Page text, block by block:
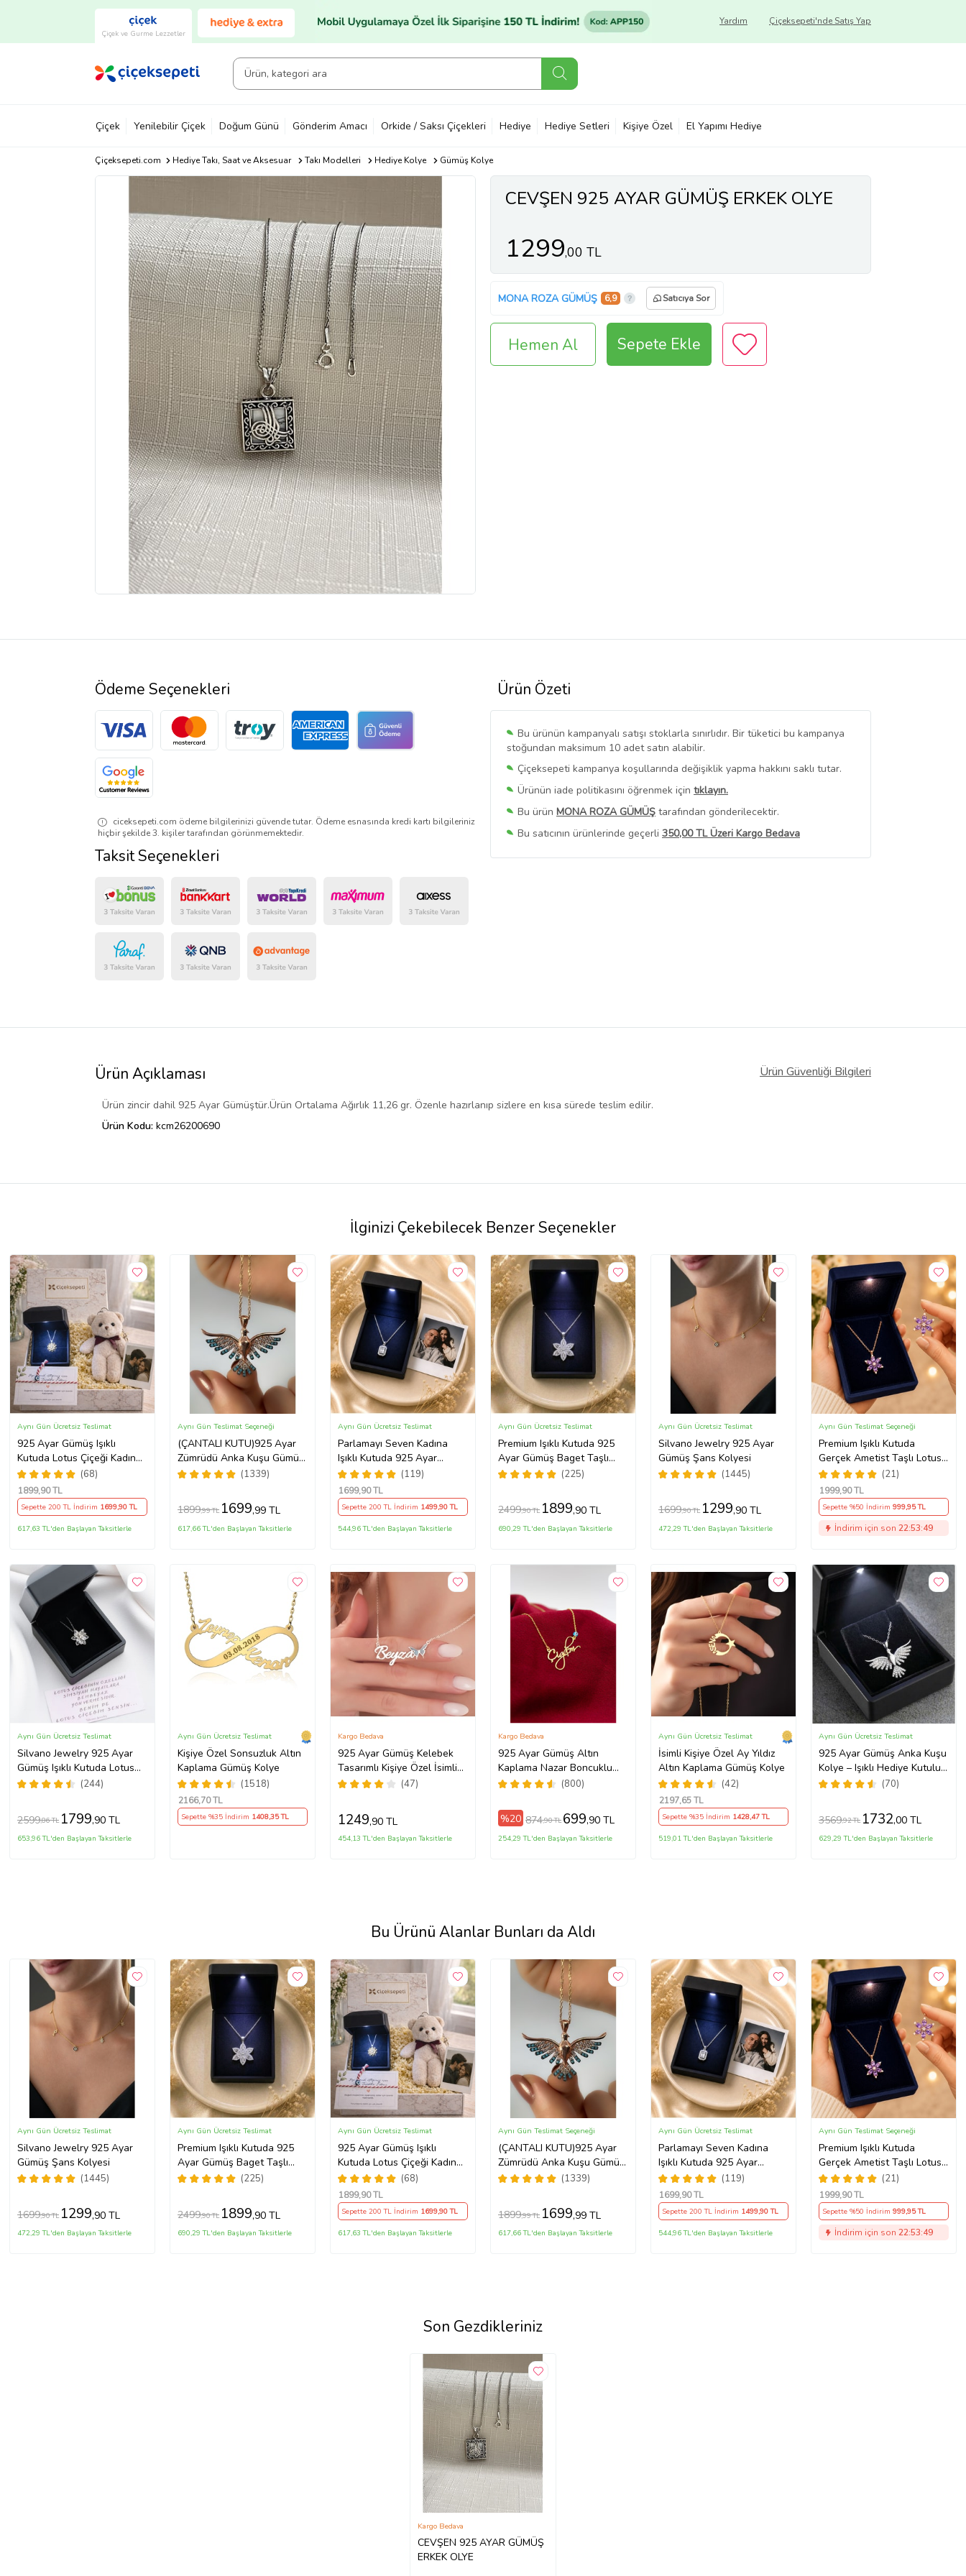
Çiçek ve Gurme Lezzetler
Çiçeksepeti'nde Satış Yap
Yardım
Çiçek Yenilebilir Çiçek Doğum Günü Gönderim Amacı Orkide / Saksı Çiçekleri Hediye Hediye Setleri Kişiye Özel El Yapımı Hediye
Çiçeksepeti.com Hediye Takı, Saat ve Aksesuar Takı Modelleri Hediye Kolye Gümüş Kolye
CEVŞEN 925 AYAR GÜMÜŞ ERKEK OLYE
1299,00 TL
MONA ROZA GÜMÜŞ 6,9 Satıcıya Sor
Hemen Al Sepete Ekle
Ürün Özeti
Bu ürünün kampanyalı satışı stoklarla sınırlıdır. Bir tüketici bu kampanya
stoğundan maksimum 10 adet satın alabilir.
Çiçeksepeti kampanya koşullarında değişiklik yapma hakkını saklı tutar.
Ürünün iade politikasını öğrenmek için tıklayın.
Bu ürün MONA ROZA GÜMÜŞ tarafından gönderilecektir.
Bu satıcının ürünlerinde geçerli 350,00 TL Üzeri Kargo Bedava
Bu SatıcınınTüm Ürünlerini Görüntüle
Ödeme Seçenekleri
ciceksepeti.com ödeme bilgilerinizi güvende tutar. Ödeme esnasında kredi kartı bilgileriniz
hiçbir şekilde 3. kişiler tarafından görünmemektedir.
Taksit Seçenekleri
Ürün Açıklaması Ürün Güvenliği Bilgileri
Ürün zincir dahil 925 Ayar Gümüştür.Ürün Ortalama Ağırlık 11,26 gr. Özenle hazırlanıp sizlere en kısa sürede teslim edilir.
Ürün Kodu: kcm26200690
İlginizi Çekebilecek Benzer Seçenekler
925 Ayar Gümüş Işıklı
Kutuda Lotus Çiçeği Kadın
Kolye , Peluş Ayıcık
Anahtarlık Marteniçka
Bileklik, Polaroid Fotoğraf
Hediye
(68)
Aynı Gün Ücretsiz Teslimat
1899,90 TL
Sepette 200 TL İndirim 1699,90 TL
617,63 TL'den Başlayan Taksitlerle
(ÇANTALI KUTU)925 Ayar
Zümrüdü Anka Kuşu Gümüş
Kadın Kolye - MAVİ
(1339)
Aynı Gün Teslimat Seçeneği
1899,99 TL 1699,99 TL
617,66 TL'den Başlayan Taksitlerle
Parlamayı Seven Kadına
Işıklı Kutuda 925 Ayar
Gümüş Baget Kolye - Kişiye
Özel Fotoğraf Hediye
(119)
Aynı Gün Ücretsiz Teslimat
1699,90 TL
Sepette 200 TL İndirim 1499,90 TL
544,96 TL'den Başlayan Taksitlerle
Premium Işıklı Kutuda 925
Ayar Gümüş Baget Taşlı
Lotus Çiçeği Kolye
(225)
Aynı Gün Ücretsiz Teslimat
2499,90 TL 1899,90 TL
690,29 TL'den Başlayan Taksitlerle
Silvano Jewelry 925 Ayar
Gümüş Şans Kolyesi
(1445)
Aynı Gün Ücretsiz Teslimat
1699,90 TL 1299,90 TL
472,29 TL'den Başlayan Taksitlerle
Premium Işıklı Kutuda
Gerçek Ametist Taşlı Lotus
Kolye – 925 Ayar Gümüş
Kadın Kolye
(21)
Aynı Gün Teslimat Seçeneği
1999,90 TL
Sepette %50 İndirim999,95 TL
İndirim için son22:53:48
Silvano Jewelry 925 Ayar
Gümüş Işıklı Kutuda Lotus
Kolye
(244)
Aynı Gün Ücretsiz Teslimat
2599,86 TL 1799,90 TL
653,96 TL'den Başlayan Taksitlerle
Kişiye Özel Sonsuzluk Altın
Kaplama Gümüş Kolye
(1518)
Aynı Gün Ücretsiz Teslimat
2166,70 TL
Sepette %35 İndirim 1408,35 TL
925 Ayar Gümüş Kelebek
Tasarımlı Kişiye Özel İsimli
Kadın Kolye Anneye
Hediye,Arkadaşa
Hediye,Doğum Günü
Hediyesi,Eşe Hediye
(47)
Kargo Bedava
1249,90 TL
454,13 TL'den Başlayan Taksitlerle
925 Ayar Gümüş Altın
Kaplama Nazar Boncuklu
Kişiye Özel El Yazılı Kolye
(800)
Kargo Bedava
%20 874,90 TL 699,90 TL
254,29 TL'den Başlayan Taksitlerle
İsimli Kişiye Özel Ay Yıldız
Altın Kaplama Gümüş Kolye
(42)
Aynı Gün Ücretsiz Teslimat
2197,65 TL
Sepette %35 İndirim 1428,47 TL
519,01 TL'den Başlayan Taksitlerle
925 Ayar Gümüş Anka Kuşu
Kolye – Işıklı Hediye Kutulu
Zarif Kadın Kolyesi
(70)
Aynı Gün Ücretsiz Teslimat
3569,92 TL 1732,00 TL
629,29 TL'den Başlayan Taksitlerle
Bu Ürünü Alanlar Bunları da Aldı
Silvano Jewelry 925 Ayar
Gümüş Şans Kolyesi
(1445)
Aynı Gün Ücretsiz Teslimat
1699,90 TL 1299,90 TL
472,29 TL'den Başlayan Taksitlerle
Premium Işıklı Kutuda 925
Ayar Gümüş Baget Taşlı
Lotus Çiçeği Kolye
(225)
Aynı Gün Ücretsiz Teslimat
2499,90 TL 1899,90 TL
690,29 TL'den Başlayan Taksitlerle
925 Ayar Gümüş Işıklı
Kutuda Lotus Çiçeği Kadın
Kolye , Peluş Ayıcık
Anahtarlık Marteniçka
Bileklik, Polaroid Fotoğraf
Hediye
(68)
Aynı Gün Ücretsiz Teslimat
1899,90 TL
Sepette 200 TL İndirim 1699,90 TL
617,63 TL'den Başlayan Taksitlerle
(ÇANTALI KUTU)925 Ayar
Zümrüdü Anka Kuşu Gümüş
Kadın Kolye - MAVİ
(1339)
Aynı Gün Teslimat Seçeneği
1899,99 TL 1699,99 TL
617,66 TL'den Başlayan Taksitlerle
Parlamayı Seven Kadına
Işıklı Kutuda 925 Ayar
Gümüş Baget Kolye - Kişiye
Özel Fotoğraf Hediye
(119)
Aynı Gün Ücretsiz Teslimat
1699,90 TL
Sepette 200 TL İndirim 1499,90 TL
544,96 TL'den Başlayan Taksitlerle
Premium Işıklı Kutuda
Gerçek Ametist Taşlı Lotus
Kolye – 925 Ayar Gümüş
Kadın Kolye
(21)
Aynı Gün Teslimat Seçeneği
1999,90 TL
Sepette %50 İndirim999,95 TL
İndirim için son22:53:48
Son Gezdikleriniz
CEVŞEN 925 AYAR GÜMÜŞ
ERKEK OLYE
Kargo Bedava